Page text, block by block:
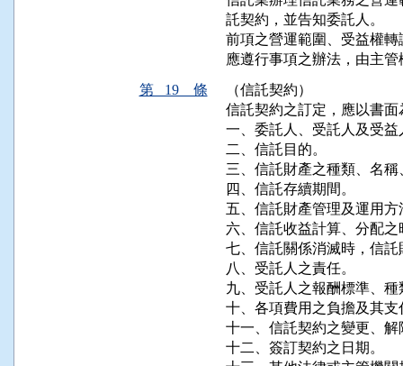
託契約，並告知委託人。
前項之營運範圍、受益權
應遵行事項之辦法，由主管
第 19 條
（信託契約）
信託契約之訂定，應以書
一、委託人、受託人及受
二、信託目的。
三、信託財產之種類、名
四、信託存續期間。
五、信託財產管理及運用方
六、信託收益計算、分配
七、信託關係消滅時，信
八、受託人之責任。
九、受託人之報酬標準、
十、各項費用之負擔及其支
十一、信託契約之變更、
十二、簽訂契約之日期。